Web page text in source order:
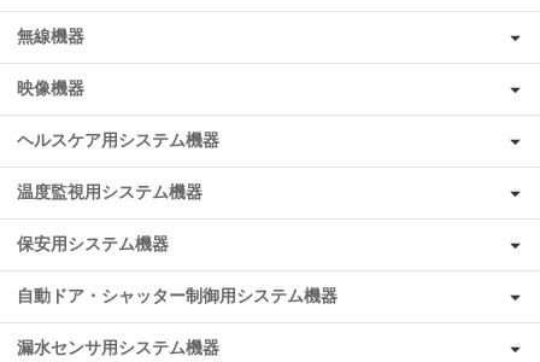
無線機器
映像機器
ヘルスケア用システム機器
温度監視用システム機器
保安用システム機器
自動ドア・シャッター制御用システム機器
漏水センサ用システム機器